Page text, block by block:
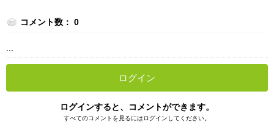
コメント数： 0
...
ログイン
ログインすると、コメントができます。
すべてのコメントを見るにはログインしてください。